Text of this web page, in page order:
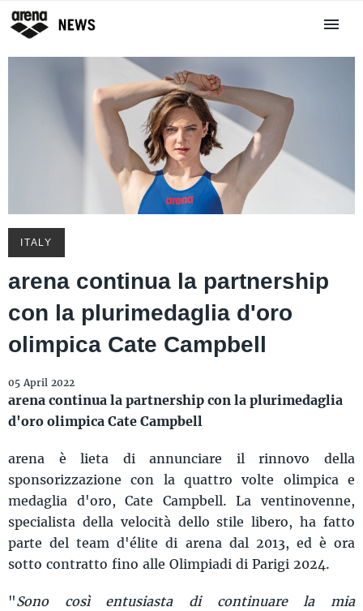
ITALY
arena continua la partnership
con la plurimedaglia d'oro
olimpica Cate Campbell
05 April 2022
arena continua la partnership con la plurimedaglia
d'oro olimpica Cate Campbell
arena è lieta di annunciare il rinnovo della
sponsorizzazione con la quattro volte olimpica e
medaglia d'oro, Cate Campbell. La ventinovenne,
specialista della velocità dello stile libero, ha fatto
parte del team d'élite di arena dal 2013, ed è ora
sotto contratto fino alle Olimpiadi di Parigi 2024.
"Sono così entusiasta di continuare la mia